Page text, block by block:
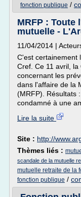
fonction publique /
MRFP : Toute
mutuelle -
11/04/2014 |
C'est certainement
Cref. Ce 11 avril,
concernant les
dans l'affaire de la
(MRFP). Résultats
condamné à une
Lire la suite
Site : http://
Thèmes liés :
scandale de la mutuelle
mutuelle retraite de la
fonction publique /